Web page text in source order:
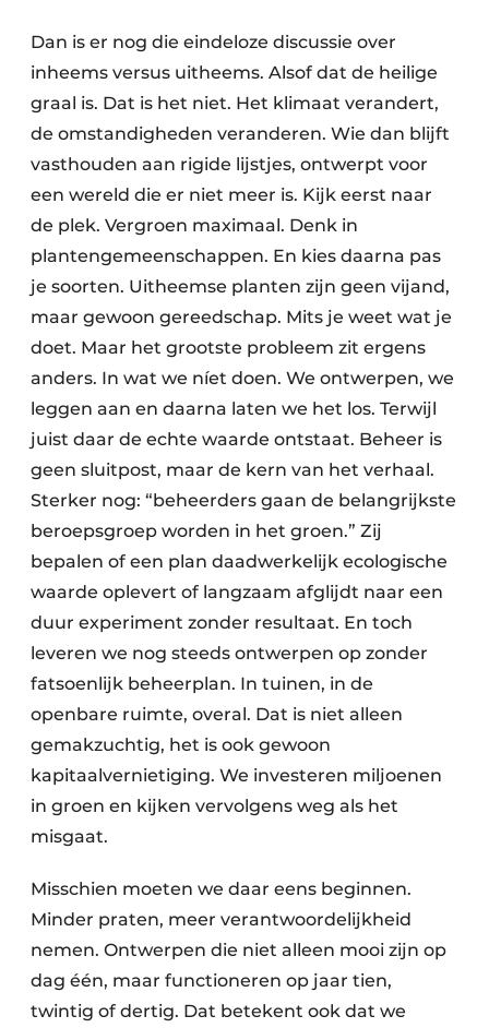
Dan is er nog die eindeloze discussie over
inheems versus uitheems. Alsof dat de heilige
graal is. Dat is het niet. Het klimaat verandert,
de omstandigheden veranderen. Wie dan blijft
vasthouden aan rigide lijstjes, ontwerpt voor
een wereld die er niet meer is. Kijk eerst naar
de plek. Vergroen maximaal. Denk in
plantengemeenschappen. En kies daarna pas
je soorten. Uitheemse planten zijn geen vijand,
maar gewoon gereedschap. Mits je weet wat je
doet. Maar het grootste probleem zit ergens
anders. In wat we níet doen. We ontwerpen, we
leggen aan en daarna laten we het los. Terwijl
juist daar de echte waarde ontstaat. Beheer is
geen sluitpost, maar de kern van het verhaal.
Sterker nog: “beheerders gaan de belangrijkste
beroepsgroep worden in het groen.” Zij
bepalen of een plan daadwerkelijk ecologische
waarde oplevert of langzaam afglijdt naar een
duur experiment zonder resultaat. En toch
leveren we nog steeds ontwerpen op zonder
fatsoenlijk beheerplan. In tuinen, in de
openbare ruimte, overal. Dat is niet alleen
gemakzuchtig, het is ook gewoon
kapitaalvernietiging. We investeren miljoenen
in groen en kijken vervolgens weg als het
misgaat.
Misschien moeten we daar eens beginnen.
Minder praten, meer verantwoordelijkheid
nemen. Ontwerpen die niet alleen mooi zijn op
dag één, maar functioneren op jaar tien,
twintig of dertig. Dat betekent ook dat we